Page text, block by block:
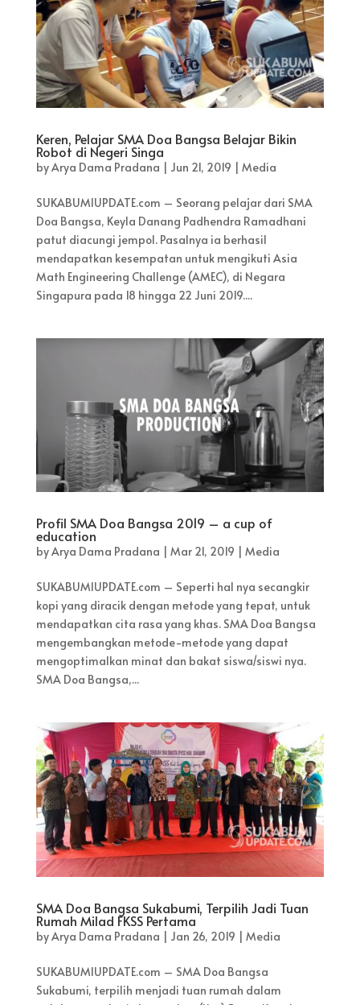
Keren, Pelajar SMA Doa Bangsa Belajar Bikin
Robot di Negeri Singa
byArya Dama Pradana | Jun 21, 2019 | Media
SUKABUMIUPDATE.com – Seorang pelajar dari SMA
Doa Bangsa, Keyla Danang Padhendra Ramadhani
patut diacungi jempol. Pasalnya ia berhasil
mendapatkan kesempatan untuk mengikuti Asia
Math Engineering Challenge (AMEC), di Negara
Singapura pada 18 hingga 22 Juni 2019....
Profil SMA Doa Bangsa 2019 – a cup of
education
byArya Dama Pradana Mar 21, 2019 Media
SUKABUMIUPDATE.com – Seperti hal nya secangkir
kopi yang diracik dengan metode yang tepat, untuk
mendapatkan cita rasa yang khas. SMA Doa Bangsa
mengembangkan metode-metode yang dapat
mengoptimalkan minat dan bakat siswa/siswi nya.
SMA Doa Bangsa,...
SMA Doa Bangsa Sukabumi, Terpilih Jadi Tuan
Rumah Milad FKSS Pertama
byArya Dama Pradana Jan 26, 2019 Media
SUKABUMIUPDATE.com – SMA Doa Bangsa
Sukabumi, terpilih menjadi tuan rumah dalam